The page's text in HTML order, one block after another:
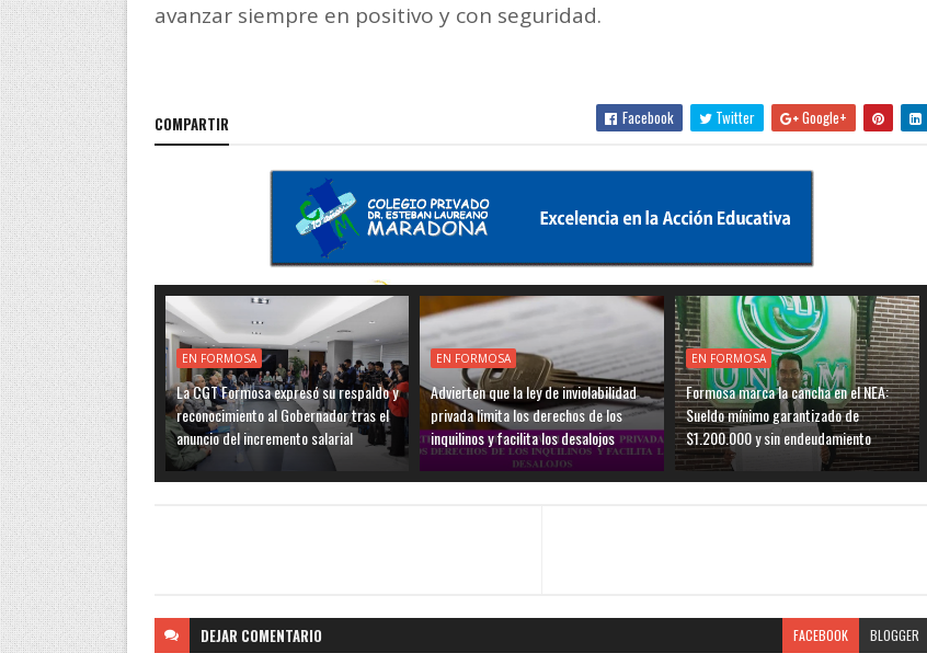
avanzar siempre en positivo y con seguridad.
COMPARTIR Facebook Twitter Google+
EN FORMOSA
La CGT Formosa expresó su respaldo y
reconocimiento al Gobernador tras el
anuncio del incremento salarial
EN FORMOSA
Advierten que la ley de inviolabilidad
privada limita los derechos de los
inquilinos y facilita los desalojos
EN FORMOSA
Formosa marca la cancha en el NEA:
Sueldo mínimo garantizado de
$1.200.000 y sin endeudamiento
DEJAR COMENTARIO FACEBOOK BLOGGER